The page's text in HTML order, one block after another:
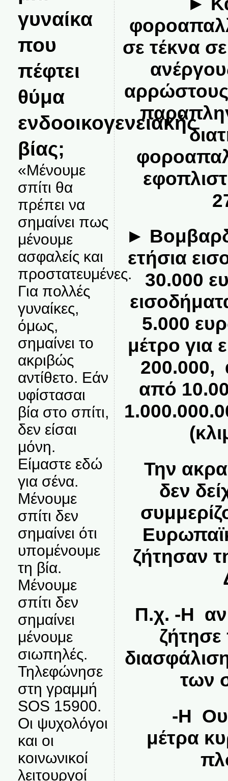
γυναίκα
που
πέφτει
θύμα
ενδοοικογενειακής
βίας;
«Μένουμε
σπίτι θα
πρέπει να
σημαίνει πως
μένουμε
ασφαλείς και
προστατευμένες.
Για πολλές
γυναίκες,
όμως,
σημαίνει το
ακριβώς
αντίθετο. Εάν
υφίστασαι
βία στο σπίτι,
δεν είσαι
μόνη.
Είμαστε εδώ
για σένα.
Μένουμε
σπίτι δεν
σημαίνει ότι
υπομένουμε
τη βία.
Μένουμε
σπίτι δεν
σημαίνει
μένουμε
σιωπηλές.
Τηλεφώνησε
στη γραμμή
SOS 15900.
Οι ψυχολόγοι
και οι
κοινωνικοί
λειτουργοί
σε τέκνα
►
ετήσια
30.000
5.000
μέτρο για
200.000,
από
Την
δεν
ζήτησαν
Π.χ. -Η
των
-Η
μέτρα